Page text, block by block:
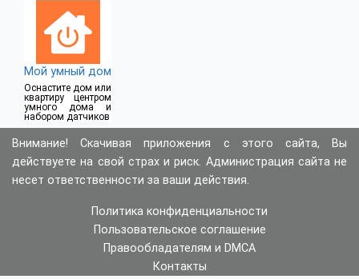
Мой умный дом
Оснастите дом или
квартиру центром
умного дома и
набором датчиков
Внимание! Скачивая приложения с этого сайта, Вы
действуете на свой страх и риск. Администрация сайта не
несет ответственности за ваши действия.
Политика конфиденциальности
Пользовательское соглашение
Правообладателям и DMCA
Контакты